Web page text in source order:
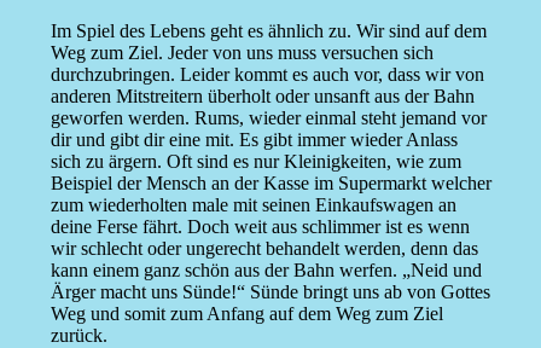
Im Spiel des Lebens geht es ähnlich zu. Wir sind auf dem
Weg zum Ziel. Jeder von uns muss versuchen sich
durchzubringen. Leider kommt es auch vor, dass wir von
anderen Mitstreitern überholt oder unsanft aus der Bahn
geworfen werden. Rums, wieder einmal steht jemand vor
dir und gibt dir eine mit. Es gibt immer wieder Anlass
sich zu ärgern. Oft sind es nur Kleinigkeiten, wie zum
Beispiel der Mensch an der Kasse im Supermarkt welcher
zum wiederholten male mit seinen Einkaufswagen an
deine Ferse fährt. Doch weit aus schlimmer ist es wenn
wir schlecht oder ungerecht behandelt werden, denn das
kann einem ganz schön aus der Bahn werfen. „Neid und
Ärger macht uns Sünde!“ Sünde bringt uns ab von Gottes
Weg und somit zum Anfang auf dem Weg zum Ziel
zurück.